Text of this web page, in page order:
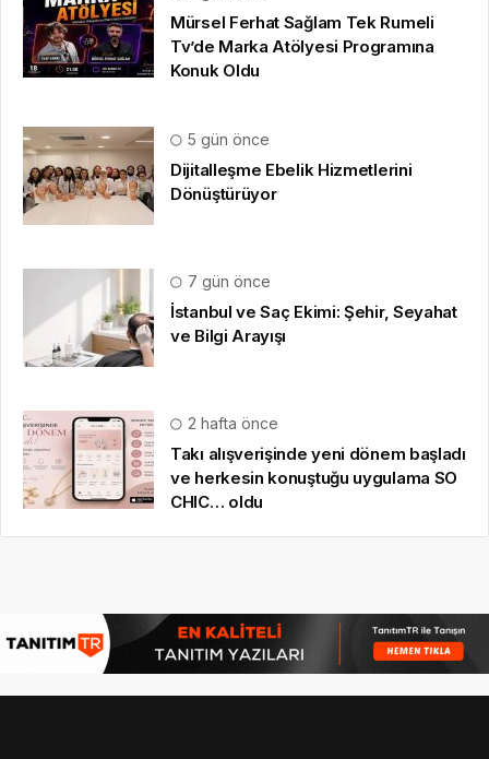
Mürsel Ferhat Sağlam Tek Rumeli
Tv’de Marka Atölyesi Programına
Konuk Oldu
5 gün önce
Dijitalleşme Ebelik Hizmetlerini
Dönüştürüyor
7 gün önce
İstanbul ve Saç Ekimi: Şehir, Seyahat
ve Bilgi Arayışı
2 hafta önce
Takı alışverişinde yeni dönem başladı
ve herkesin konuştuğu uygulama SO
CHIC… oldu